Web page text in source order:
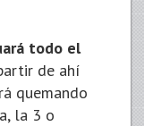
todo el
de ahí
quemando
la 3 o